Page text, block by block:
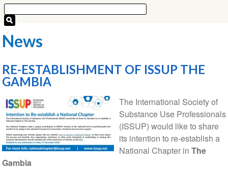
News
RE-ESTABLISHMENT OF ISSUP THE
GAMBIA
The International Society of
Substance Use Professionals
(ISSUP) would like to share
its intention to re-establish a
National Chapter in The
Gambia